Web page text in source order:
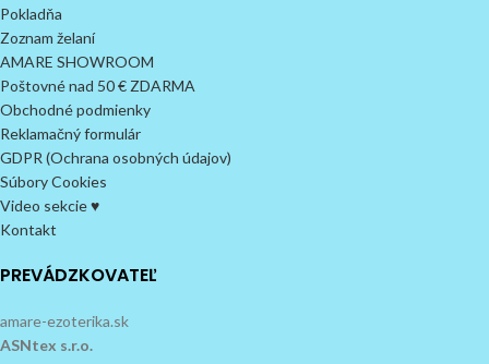
Pokladňa
Zoznam želaní
AMARE SHOWROOM
Poštovné nad 50 € ZDARMA
Obchodné podmienky
Reklamačný formulár
GDPR (Ochrana osobných údajov)
Súbory Cookies
Video sekcie ♥
Kontakt
PREVÁDZKOVATEĽ
amare-ezoterika.sk
ASNtex s.r.o.